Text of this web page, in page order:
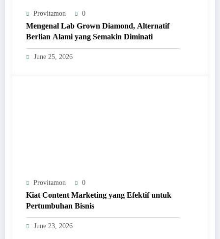
Provitamon 0
Mengenal Lab Grown Diamond, Alternatif
Berlian Alami yang Semakin Diminati
June 25, 2026
Provitamon 0
Kiat Content Marketing yang Efektif untuk
Pertumbuhan Bisnis
June 23, 2026